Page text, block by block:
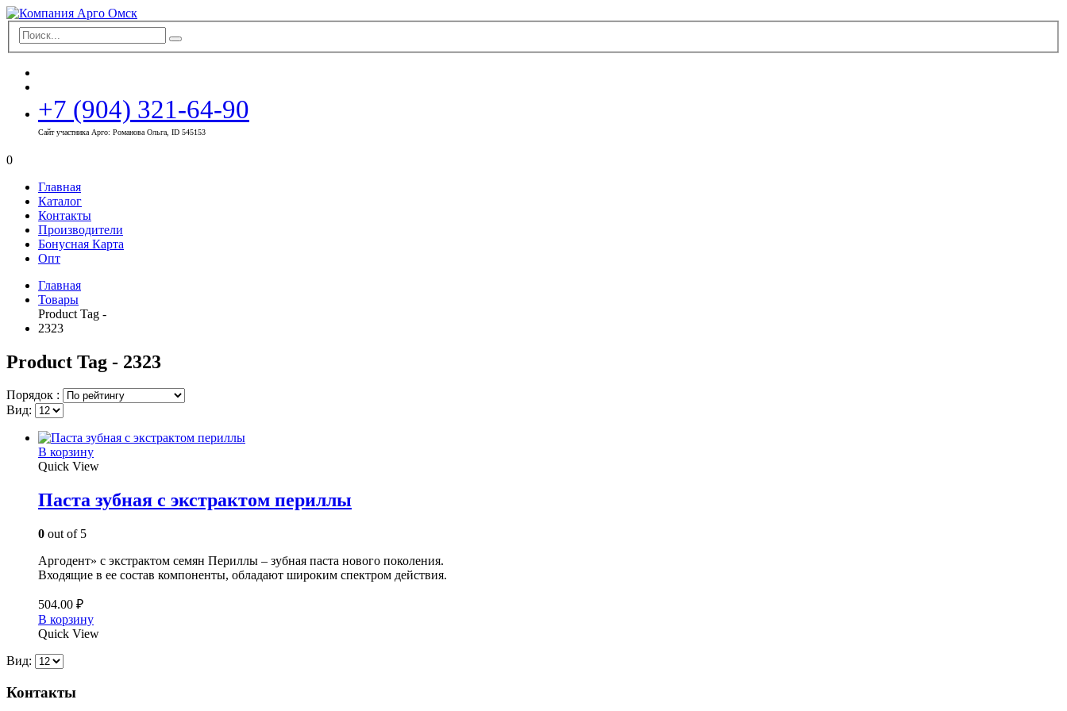
+7 (904) 321-64-90
Сайт участника Арго: Романова Ольга, ID 545153
0
Главная
Каталог
Контакты
Производители
Бонусная Карта
Опт
Главная
Товары
Product Tag -
2323
Product Tag - 2323
Порядок :
Вид:
В корзину
Quick View
Паста зубная с экстрактом периллы
0 out of 5
Аргодент» с экстрактом семян Периллы – зубная паста нового поколения.
Входящие в ее состав компоненты, обладают широким спектром действия.
504.00 ₽
В корзину
Quick View
Вид:
Контакты